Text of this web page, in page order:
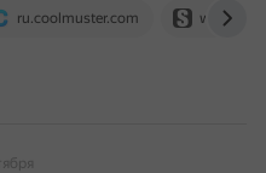
ru.coolmuster.com